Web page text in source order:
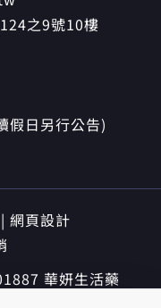
之9號10樓
假日另行公告)
網頁設計
華妍生活藥